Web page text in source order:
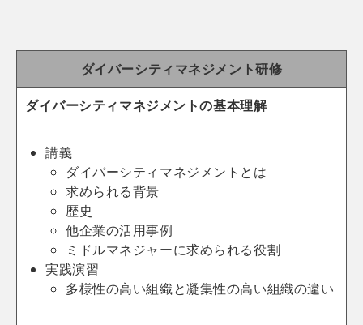
ダイバーシティマネジメント研修
ダイバーシティマネジメントの基本理解
講義
ダイバーシティマネジメントとは
求められる背景
歴史
他企業の活用事例
ミドルマネジャーに求められる役割
実践演習
多様性の高い組織と凝集性の高い組織の違い